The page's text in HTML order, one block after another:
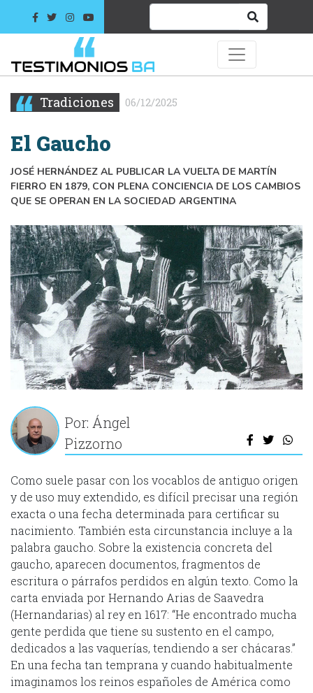
Tradiciones 06/12/2025
El Gaucho
JOSÉ HERNÁNDEZ AL PUBLICAR LA VUELTA DE MARTÍN
FIERRO EN 1879, CON PLENA CONCIENCIA DE LOS CAMBIOS
QUE SE OPERAN EN LA SOCIEDAD ARGENTINA
Por: Ángel
Pizzorno
Como suele pasar con los vocablos de antiguo origen
y de uso muy extendido, es difícil precisar una región
exacta o una fecha determinada para certificar su
nacimiento. También esta circunstancia incluye a la
palabra gaucho. Sobre la existencia concreta del
gaucho, aparecen documentos, fragmentos de
escritura o párrafos perdidos en algún texto. Como la
carta enviada por Hernando Arias de Saavedra
(Hernandarias) al rey en 1617: “He encontrado mucha
gente perdida que tiene su sustento en el campo,
dedicados a las vaquerías, tendiendo a ser chácaras.”
En una fecha tan temprana y cuando habitualmente
imaginamos los reinos españoles de América como